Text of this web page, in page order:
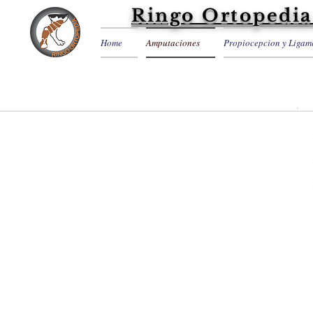
Ringo
Home Amputaciones Propiocepcion y